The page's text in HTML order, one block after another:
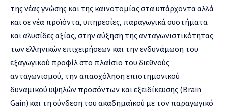
της νέας γνώσης και της καινοτομίας στα υπάρχοντα αλλά
και σε νέα προϊόντα, υπηρεσίες, παραγωγικά συστήματα
και αλυσίδες αξίας, στην αύξηση της ανταγωνιστικότητας
των ελληνικών επιχειρήσεων και την ενδυνάμωση του
εξαγωγικού προφίλ στο πλαίσιο του διεθνούς
ανταγωνισμού, την απασχόληση επιστημονικού
δυναμικού υψηλών προσόντων και εξειδίκευσης (Brain
Gain) και τη σύνδεση του ακαδημαϊκού με τον παραγωγικό